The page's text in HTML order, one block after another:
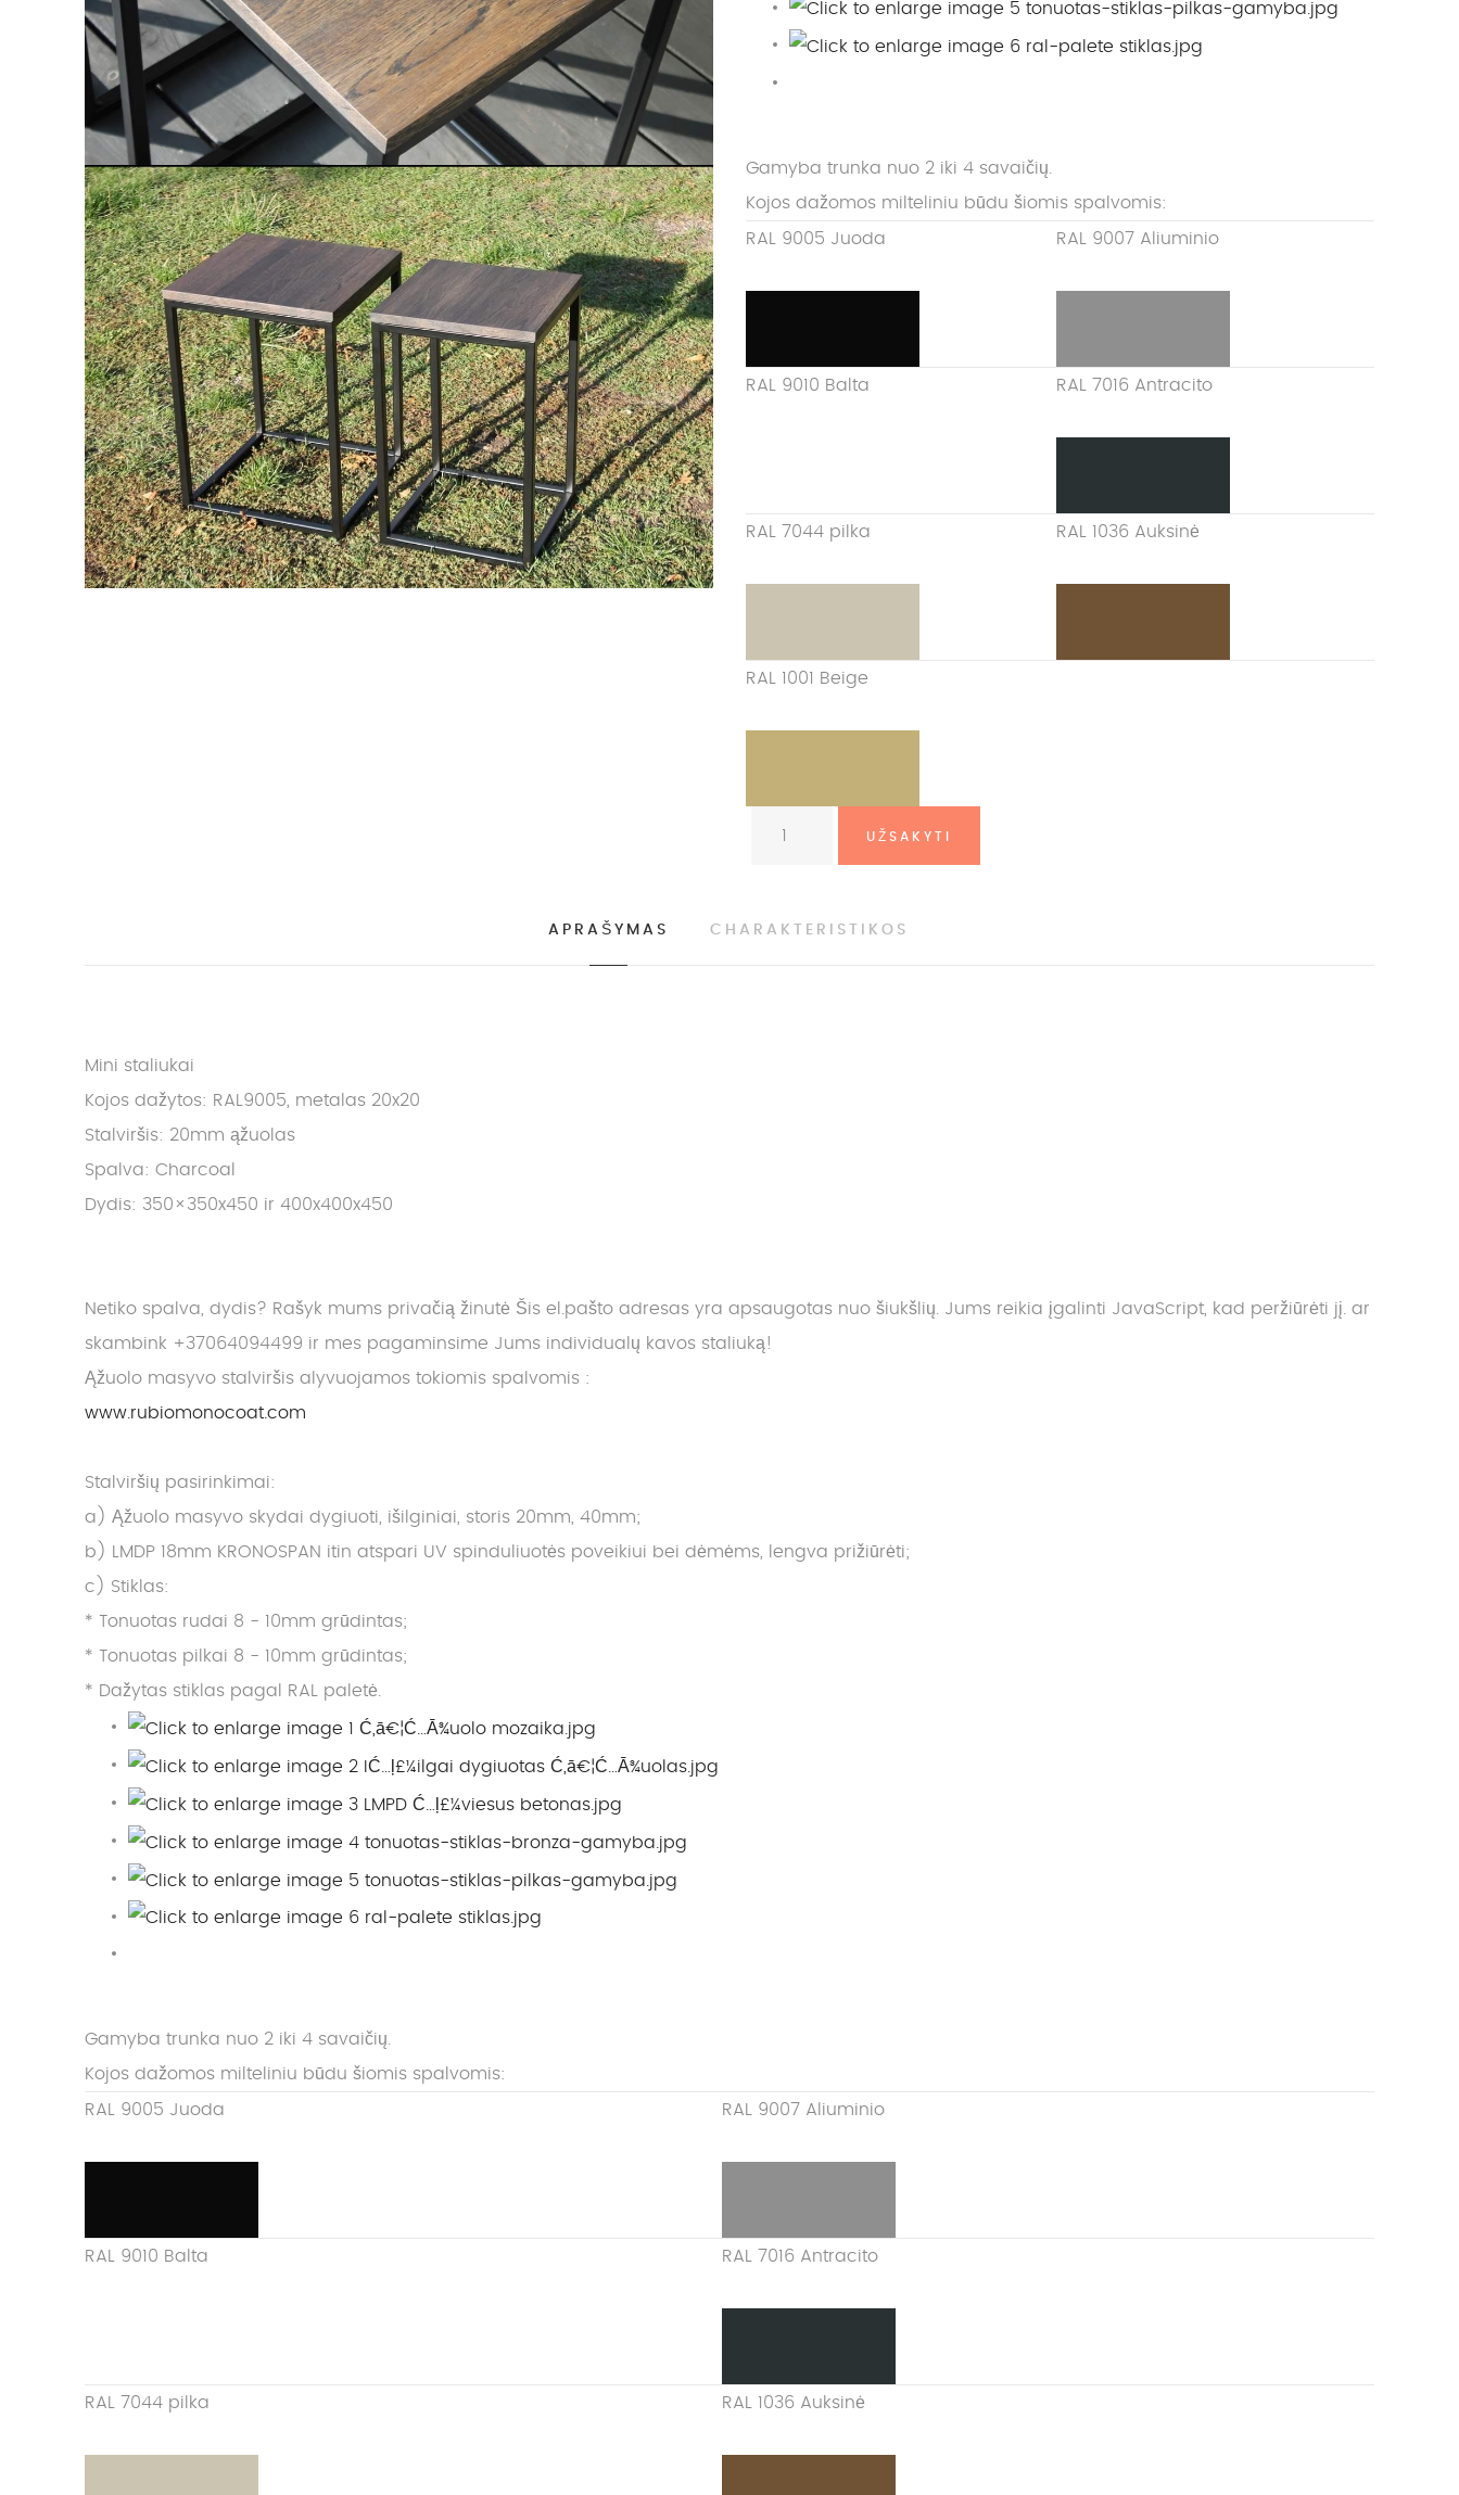
Gamyba trunka nuo 2 iki 4 savaičių.
Kojos dažomos milteliniu būdu šiomis spalvomis:
RAL 9005 Juoda RAL 9007 Aliuminio
RAL 9010 Balta RAL 7016 Antracito
RAL 7044 pilka RAL 1036 Auksinė
RAL 1001 Beige
APRAŠYMAS CHARAKTERISTIKOS
Mini staliukai
Kojos dažytos: RAL9005, metalas 20x20
Stalviršis: 20mm ąžuolas
Spalva: Charcoal
Dydis: 350×350x450 ir 400x400x450
Netiko spalva, dydis? Rašyk mums privačią žinutė Šis el.pašto adresas yra apsaugotas nuo šiukšlių. Jums reikia įgalinti JavaScript, kad peržiūrėti jį. ar
skambink +37064094499 ir mes pagaminsime Jums individualų kavos staliuką!
Ąžuolo masyvo stalviršis alyvuojamos tokiomis spalvomis :
www.rubiomonocoat.com
Stalviršių pasirinkimai:
a) Ąžuolo masyvo skydai dygiuoti, išilginiai, storis 20mm, 40mm;
b) LMDP 18mm KRONOSPAN itin atspari UV spinduliuotės poveikiui bei dėmėms, lengva prižiūrėti;
c) Stiklas:
* Tonuotas rudai 8 - 10mm grūdintas;
* Tonuotas pilkai 8 - 10mm grūdintas;
* Dažytas stiklas pagal RAL paletė.
Gamyba trunka nuo 2 iki 4 savaičių.
Kojos dažomos milteliniu būdu šiomis spalvomis:
RAL 9005 Juoda RAL 9007 Aliuminio
RAL 9010 Balta RAL 7016 Antracito
RAL 7044 pilka RAL 1036 Auksinė